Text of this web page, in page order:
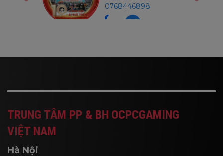
0768446898
TRUNG TÂM PP & BH OCPCGAMING
VIỆT NAM
Hà Nội